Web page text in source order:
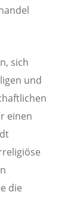
sich
und
einen
die